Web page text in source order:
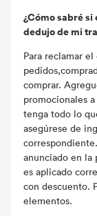
¿Cómo sabré si
dedujo de mi
Para reclamar
comprar.
promocionales
tenga todo lo
asegúrese de
anunciado en la
es aplicado
con descuento.
elementos.